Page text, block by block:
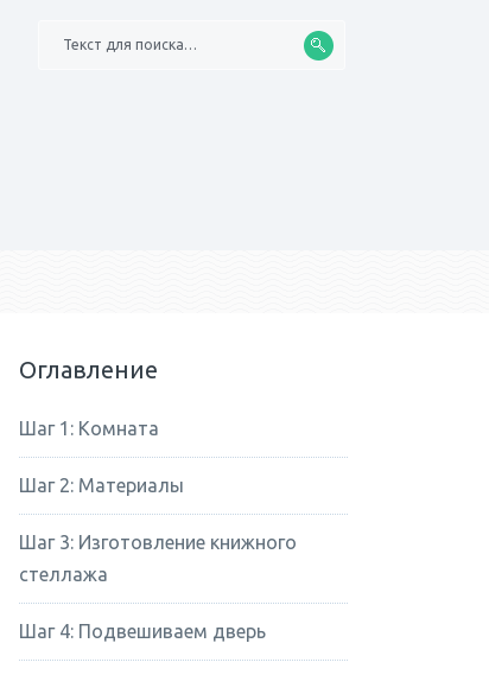
Текст для поиска…
Оглавление
Шаг 1: Комната
Шаг 2: Материалы
Шаг 3: Изготовление книжного
стеллажа
Шаг 4: Подвешиваем дверь